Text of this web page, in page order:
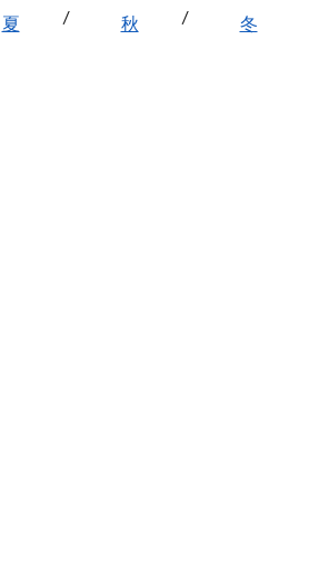
夏 秋 冬